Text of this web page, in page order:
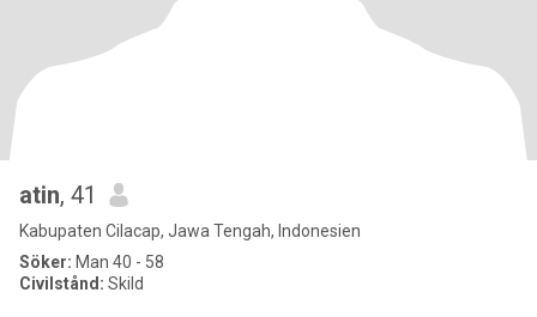
atin, 41
Kabupaten Cilacap, Jawa Tengah, Indonesien
Söker: Man 40 - 58
Civilstånd: Skild